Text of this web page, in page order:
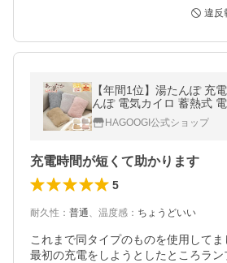
違反
【年間1位】湯たんぽ 充
んぽ 電気カイロ 蓄熱式
長時間保温 防爆充電器 過
HAGOOGI公式ショップ
充電時間が短くて助かります
5
耐久性 ： 普通、 温度感 ： ちょうどいい
これまで同タイプのものを使用して
最初の充電をしようとしたところラ